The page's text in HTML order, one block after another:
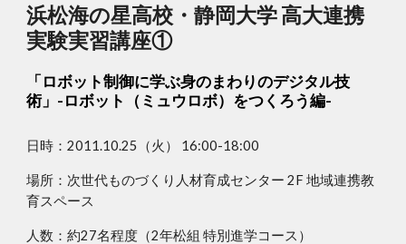
浜松海の星高校・静岡大学 高大連携
実験実習講座①
「ロボット制御に学ぶ身のまわりのデジタル技
術」-ロボット（ミュウロボ）をつくろう編-
日時：2011.10.25（火） 16:00-18:00
場所：次世代ものづくり人材育成センター 2F 地域連携教
育スペース
人数：約27名程度（2年松組 特別進学コース）